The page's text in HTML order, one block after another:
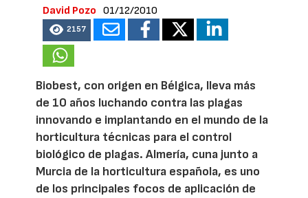
David Pozo 01/12/2010
2157
Biobest, con origen en Bélgica, lleva más
de 10 años luchando contra las plagas
innovando e implantando en el mundo de la
horticultura técnicas para el control
biológico de plagas. Almería, cuna junto a
Murcia de la horticultura española, es uno
de los principales focos de aplicación de